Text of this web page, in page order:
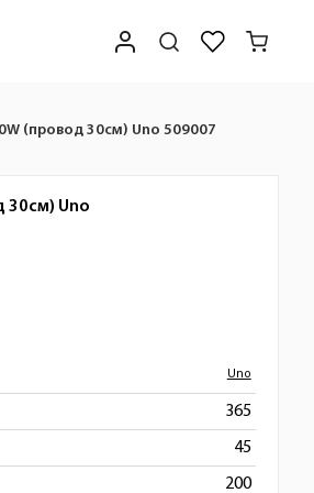
(провод 30см) Uno 509007
30см) Uno
Uno
365
45
200